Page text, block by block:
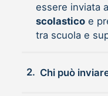
essere inviata
scolasticoe
tra scuola e
2.